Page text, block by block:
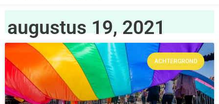
augustus 19, 2021
ACHTERGROND